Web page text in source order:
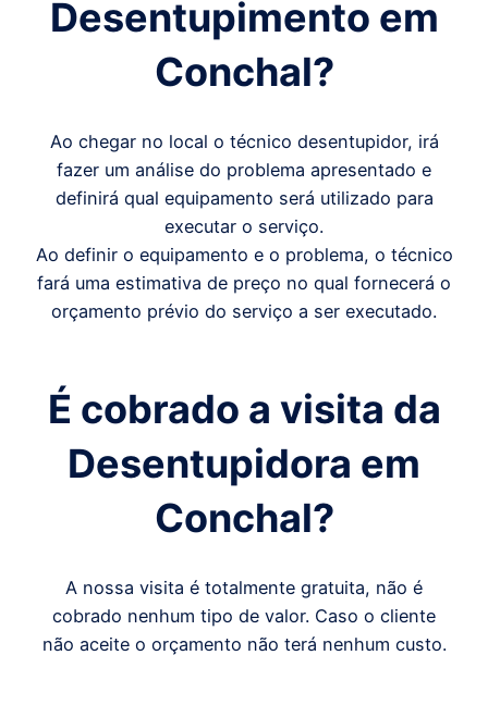
Desentupimento em
Conchal?
Ao chegar no local o técnico desentupidor, irá
fazer um análise do problema apresentado e
definirá qual equipamento será utilizado para
executar o serviço.
Ao definir o equipamento e o problema, o técnico
fará uma estimativa de preço no qual fornecerá o
orçamento prévio do serviço a ser executado.
É cobrado a visita da
Desentupidora em
Conchal?
A nossa visita é totalmente gratuita, não é
cobrado nenhum tipo de valor. Caso o cliente
não aceite o orçamento não terá nenhum custo.